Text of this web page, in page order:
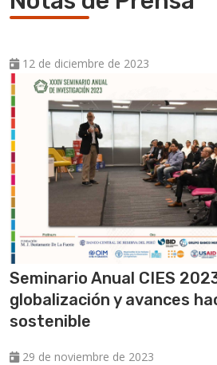
12 de diciembre de 2023
Seminario Anual CIES
globalización y avances
sostenible
29 de noviembre de 2023